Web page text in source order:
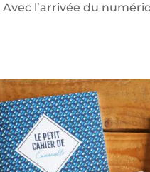
Avec l’arrivée du